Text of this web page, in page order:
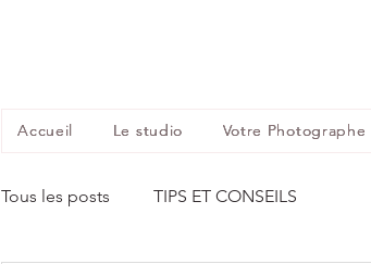
Accueil Le studio Votre Photographe
Tous les posts TIPS ET CONSEILS